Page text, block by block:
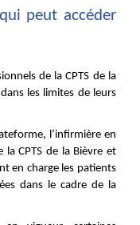
peut accéder
de la CPTS de la
les limites de leurs
l’infirmière en
la CPTS de la Bièvre et
en charge les patients
dans le cadre de la